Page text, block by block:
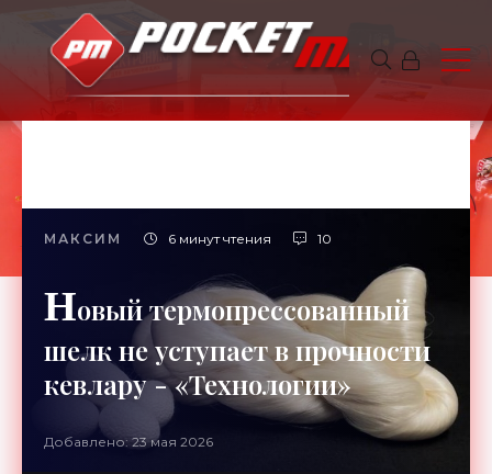
МАКСИМ 6 минут чтения 10
Новый термопрессованный
шелк не уступает в прочности
кевлару - «Технологии»
Добавлено: 23 мая 2026